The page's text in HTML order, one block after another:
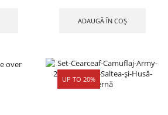
ADAUGĂ ÎN COȘ
UP TO 20%